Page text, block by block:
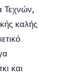
Τεχνών,
καλής
και